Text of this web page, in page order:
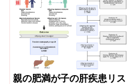
親の肥満が子の肝疾患リス